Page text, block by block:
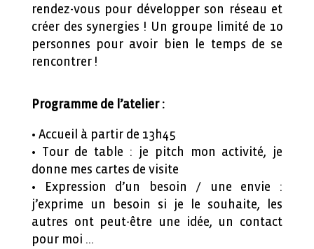
rendez-vous pour développer son réseau et
créer des synergies ! Un groupe limité de 10
personnes pour avoir bien le temps de se
rencontrer !
Programme de l’atelier :
• Accueil à partir de 13h45
• Tour de table : je pitch mon activité, je
donne mes cartes de visite
• Expression d’un besoin / une envie :
j’exprime un besoin si je le souhaite, les
autres ont peut-être une idée, un contact
pour moi …